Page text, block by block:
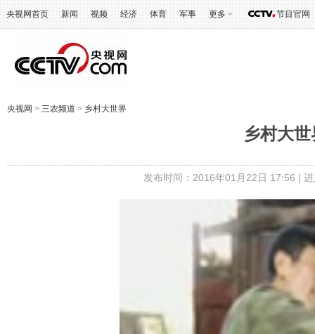
央视网首页 新闻 视频 经济 体育 军事 更多 节目官网
央视网 > 三农频道 > 乡村大世界
乡村大
发布时间：2016年01月22日 17:56 |